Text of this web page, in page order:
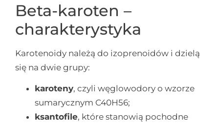
Beta-karoten –
charakterystyka
Karotenoidy należą do izoprenoidów i dzielą
się na dwie grupy:
karoteny, czyli węglowodory o wzorze
sumarycznym C40H56;
ksantofile, które stanowią pochodne